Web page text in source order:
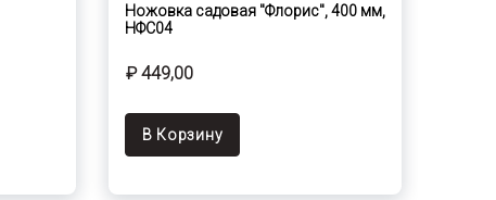
Ножовка садовая "Флорис", 400 мм,
НФС04
₽ 449,00
В Корзину